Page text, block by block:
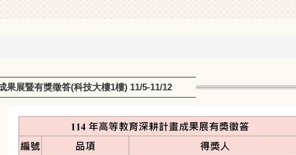
果展暨有獎徵答(科技大樓1樓) 11/5-11/12